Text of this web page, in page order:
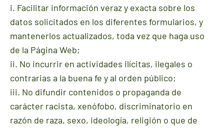
i. Facilitar información veraz y exacta sobre los
datos solicitados en los diferentes formularios, y
mantenerlos actualizados, toda vez que haga uso
de la Página Web;
ii. No incurrir en actividades ilícitas, ilegales o
contrarias a la buena fe y al orden público;
iii. No difundir contenidos o propaganda de
carácter racista, xenófobo, discriminatorio en
razón de raza, sexo, ideología, religión o que de